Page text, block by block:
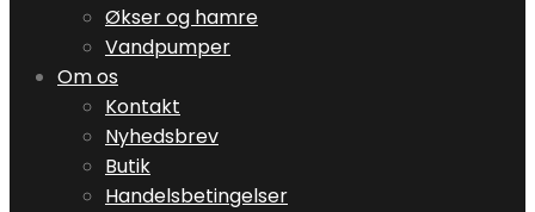
Økser og hamre
Vandpumper
Om os
Kontakt
Nyhedsbrev
Butik
Handelsbetingelser